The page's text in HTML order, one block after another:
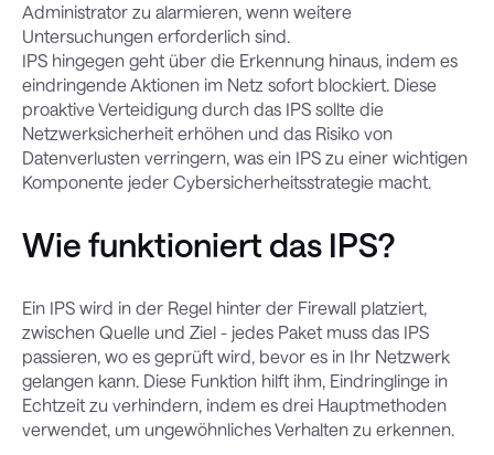
Administrator zu alarmieren, wenn weitere
Untersuchungen erforderlich sind.
IPS hingegen geht über die Erkennung hinaus, indem es
eindringende Aktionen im Netz sofort blockiert. Diese
proaktive Verteidigung durch das IPS sollte die
Netzwerksicherheit erhöhen und das Risiko von
Datenverlusten verringern, was ein IPS zu einer wichtigen
Komponente jeder Cybersicherheitsstrategie macht.
Wie funktioniert das IPS?
Ein IPS wird in der Regel hinter der Firewall platziert,
zwischen Quelle und Ziel - jedes Paket muss das IPS
passieren, wo es geprüft wird, bevor es in Ihr Netzwerk
gelangen kann. Diese Funktion hilft ihm, Eindringlinge in
Echtzeit zu verhindern, indem es drei Hauptmethoden
verwendet, um ungewöhnliches Verhalten zu erkennen.